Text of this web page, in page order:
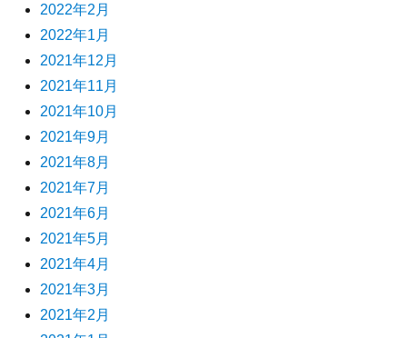
2022年2月
2022年1月
2021年12月
2021年11月
2021年10月
2021年9月
2021年8月
2021年7月
2021年6月
2021年5月
2021年4月
2021年3月
2021年2月